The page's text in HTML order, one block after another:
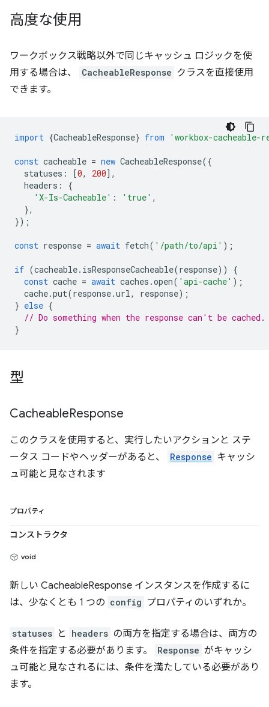
高度な使用
ワークボックス戦略以外で同じキャッシュ ロジックを使
用する場合は、
CacheableResponse クラスを直接使用
できます。
import {CacheableResponse} from 'workbox-cacheable-
const cacheable = new CacheableResponse({
statuses : [0, 200],
headers :
{
'X-Is-Cacheable' : 'true' ,
},
});
const response = await fetch( '/path/to/api' );
if (cacheable. isResponseCacheable(response))
{
const cache = await caches .open( 'api-cache' );
cache.put(response.url, response);
} else {
// Do something when the response can't be cached.
}
型
CacheableResponse
このクラスを使用すると、実行したいアクションと ステ
ータス コードやヘッダーがあると、
Response キャッシ
ュ可能と見なされます
プロパティ
コンストラクタ
void
新しい CacheableResponse インスタンスを作成するに
は、少なくとも 1 つの config プロパティのいずれか。
statuses と headers の両方を指定する場合は、両方の
条件を指定する必要があります。
Response がキャッシ
ュ可能と見なされるには、条件を満たしている必要があり
ます。